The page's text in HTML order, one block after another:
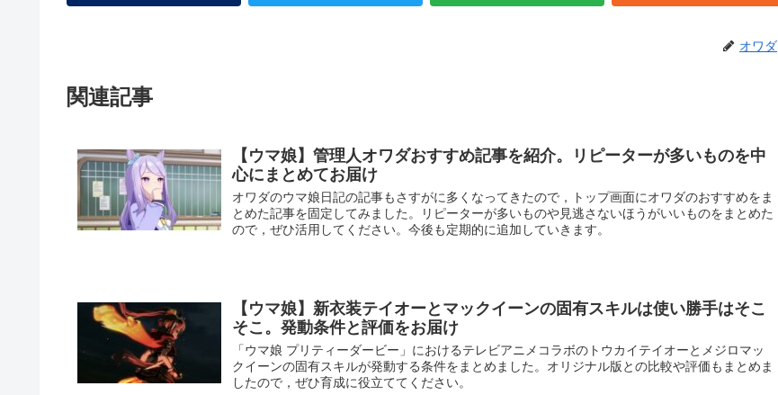
オワダ
関連記事
【ウマ娘】管理人オワダおすすめ記事を紹介。リピーターが多いものを中
心にまとめてお届け
オワダのウマ娘日記の記事もさすがに多くなってきたので，トップ画面にオワダのおすすめをま
とめた記事を固定してみました。リピーターが多いものや見逃さないほうがいいものをまとめた
ので，ぜひ活用してください。今後も定期的に追加していきます。
【ウマ娘】新衣装テイオーとマックイーンの固有スキルは使い勝手はそこ
そこ。発動条件と評価をお届け
「ウマ娘 プリティーダービー」におけるテレビアニメコラボのトウカイテイオーとメジロマッ
クイーンの固有スキルが発動する条件をまとめました。オリジナル版との比較や評価もまとめま
したので，ぜひ育成に役立ててください。